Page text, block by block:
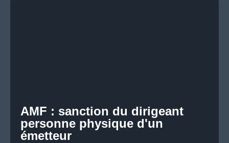
AMF : sanction du dirigeant
personne physique d'un
émetteur​